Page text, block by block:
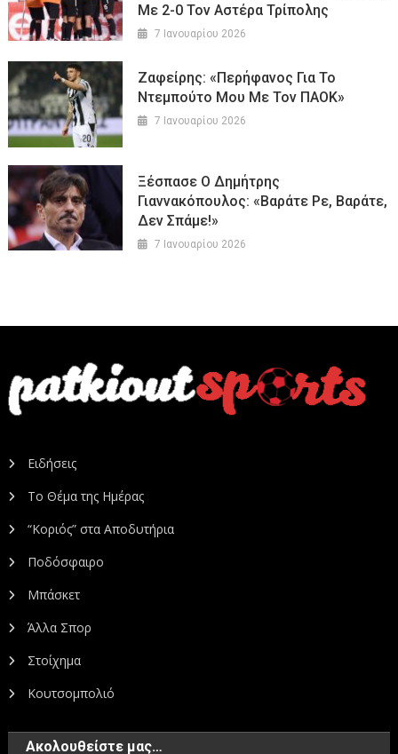
Με 2-0 Τον Αστέρα Τρίπολης
7 Ιανουαρίου 2026
Ζαφείρης: «Περήφανος Για Το
Ντεμπούτο Μου Με Τον ΠΑΟΚ»
7 Ιανουαρίου 2026
Ξέσπασε Ο Δημήτρης
Γιαννακόπουλος: «Βαράτε Ρε, Βαράτε,
Δεν Σπάμε!»
7 Ιανουαρίου 2026
Ειδήσεις
Το Θέμα της Ημέρας
“Κοριός” στα Αποδυτήρια
Ποδόσφαιρο
Μπάσκετ
Άλλα Σπορ
Στοίχημα
Κουτσομπολιό
Ακολουθείστε μας…